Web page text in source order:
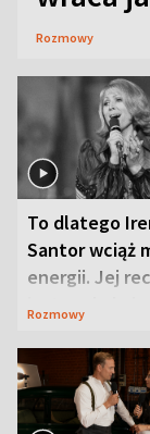
Rozmowy
To dlatego
Santor wciąż
energii. Jej
jest
Rozmowy